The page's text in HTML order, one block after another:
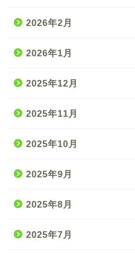
2026年2月
2026年1月
2025年12月
2025年11月
2025年10月
2025年9月
2025年8月
2025年7月